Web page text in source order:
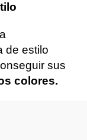
de estilo
sus
colores.